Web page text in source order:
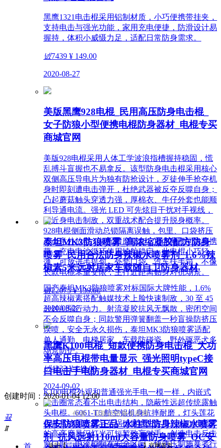
黑鹰1321电击棍采用铝制材质，小巧便携带挂夹，
支持电击与强光功能，家用充电便捷，防滑设计易
握持，体积小威慑力足，适配日常防身需求。
넶7439 ¥ 149.00
2020-08-27
美版黑鹰928电棍_民用高压防身电击棍_
女子防狼小型便携电棍防身器材_电棍专买
商城官网
美版928电棍采用人体工学波浪指槽握持稳固，慌
乱搏斗盲握也不易拿反。该型防身电击棍采用核心
双侧高压导电片为独有防抢设计，歹徒伸手抢夺机
身时即刻遭电击弹开，杜绝武器被反夺反噬自身；
凸起蘑菇触头穿透力强，厚棉衣、牛仔外套也能顺
利导通电流。强光 LED 可先炫目干扰对手视线，
再近身电击制敌，双重战术配合提升脱身概率。
928电棍侧面滑动总锁隔离误触，包里、口袋挤压
不会意外放电；标配耐磨腰套，可内藏腰间隐蔽携
带，充电电池循环使用续航稳定。此电棍小巧轻
薄，可放进手提包、外套口袋、汽车扶手箱，不像
长款电棍笨重受限，主打近距离贴身对抗场景。
넶22075 ¥ 139.00
2020-08-27
黑鹰K100电棍_短款便携防身电击棍_大功
率高压电棍带电量显示_强光照明typeC接
口电击手电防身器材_电棍专买商城官网
K100电棍外观和普通强光手电一模一样，内嵌式
电击圈常态看不出电击结构，隐蔽性远超传统露触
头电棍。6061-T6 航空铝机身抗摔耐磨，灯头莲花
齿兼具物理击打与车祸破窗逃生作用。K100电棍
的高亮度暴闪灯光可短暂致盲对手，创造电击反击
窗口期；电流控制在安全区间，快速压制施暴者行
泰坦MK3防狼喷雾_高浓缩凝胶配方防身
喷雾_民用合法防身辣椒水喷雾剂_1.6%辣
椒素5米远射居家车载随自卫防身器材
国产泰坦MK3防狼喷雾对标国际大牌性能，1.6%
超高辣椒素搭配触媒技术上脸快速制敌，30 至 45
分钟削弱行动力。射流凝胶抗风无飘散，密闭空间
不会反噬自身；同款警用弹簧翻盖一秒盲操防挤压
误喷，安全无永久损伤，泰坦MK3防狼喷雾适配
单人通勤、电梯居家、车载防碰瓷、野外驱恶犬多
场景防护。
넶4232 ¥ 149.00
2024-09-02
保安防狼喷雾正品_水柱型防身辣椒水喷雾
剂_抗风远射110ml大容量防身喷雾_OC安
创建时间： 2026-01-04 12:00
作者：贝斯达防身专卖网
끀
ꁲ
首
返回【贝斯达防身用品黑鹰安防器材】官网首页